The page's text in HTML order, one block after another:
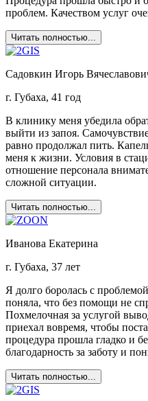
проблем. Качеством услуг
Читать полностью...
Садовкин Игорь
г. Губаха, 41 год
В клинику меня убедила
выйти из запоя.
равно продолжал пить.
меня к жизни. Условия в
отношение персонала
сложной ситуации.
Читать полностью...
Иванова Екатерина
г. Губаха, 37 лет
Я долго боролась с
поняла, что без помощи не
Похмелочная за услугой
приехал вовремя, чтобы
процедура прошла гладко и
благодарность за заботу и
Читать полностью...